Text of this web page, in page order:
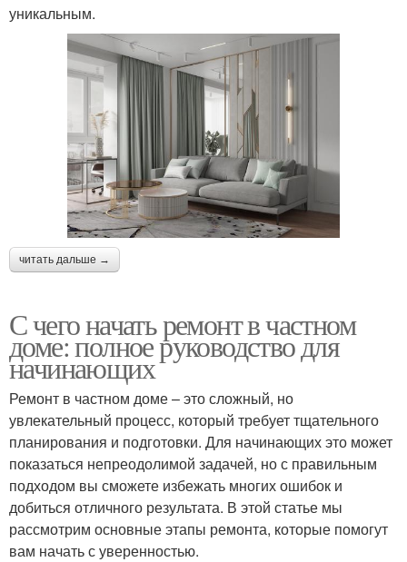
уникальным.
читать дальше →
С чего начать ремонт в частном
доме: полное руководство для
начинающих
Ремонт в частном доме – это сложный, но
увлекательный процесс, который требует тщательного
планирования и подготовки. Для начинающих это может
показаться непреодолимой задачей, но с правильным
подходом вы сможете избежать многих ошибок и
добиться отличного результата. В этой статье мы
рассмотрим основные этапы ремонта, которые помогут
вам начать с уверенностью.